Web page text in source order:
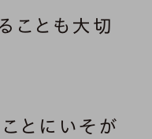
ことも大切
とにいそが